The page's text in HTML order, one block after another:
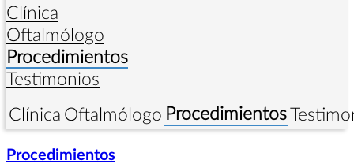
Clínica
Oftalmólogo
Procedimientos
Testimonios
Clínica Oftalmólogo Procedimientos
Procedimientos